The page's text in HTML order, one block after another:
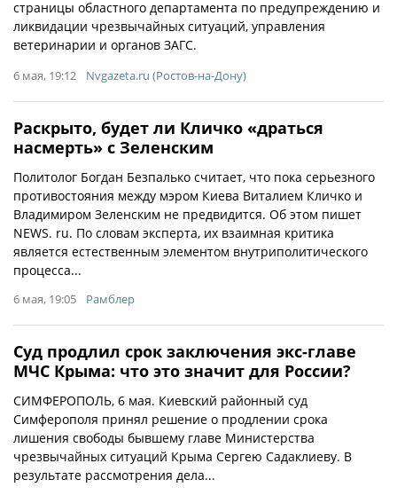
страницы областного департамента по предупреждению и
ликвидации чрезвычайных ситуаций, управления
ветеринарии и органов ЗАГС.
6 мая, 19:12 Nvgazeta.ru (Ростов-на-Дону)
Раскрыто, будет ли Кличко «драться
насмерть» с Зеленским
Политолог Богдан Безпалько считает, что пока серьезного
противостояния между мэром Киева Виталием Кличко и
Владимиром Зеленским не предвидится. Об этом пишет
NEWS. ru. По словам эксперта, их взаимная критика
является естественным элементом внутриполитического
процесса...
6 мая, 19:05 Рамблер
Суд продлил срок заключения экс-главе
МЧС Крыма: что это значит для России?
СИМФЕРОПОЛЬ, 6 мая. Киевский районный суд
Симферополя принял решение о продлении срока
лишения свободы бывшему главе Министерства
чрезвычайных ситуаций Крыма Сергею Садаклиеву. В
результате рассмотрения дела...